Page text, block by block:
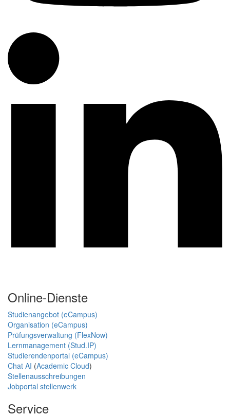
Online-Dienste
Studienangebot (eCampus)
Organisation (eCampus)
Prüfungsverwaltung (FlexNow)
Lernmanagement (Stud.IP)
Studierendenportal (eCampus)
Chat AI (Academic Cloud)
Stellenausschreibungen
Jobportal stellenwerk
Service